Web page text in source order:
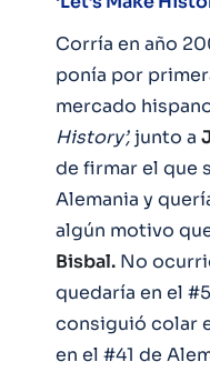
Corría en año
ponía por
mercado
History’,junto a
de firmar el que
Alemania y
algún motivo
Bisbal. No
quedaría en el
consiguió colar
en el #41 de